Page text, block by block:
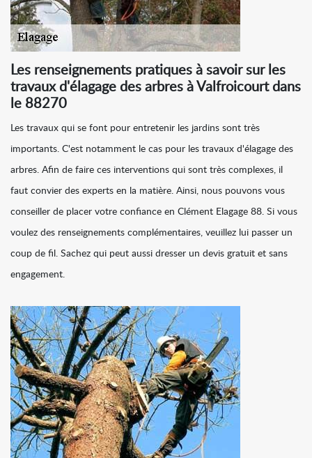
Les renseignements pratiques à savoir sur les
travaux d'élagage des arbres à Valfroicourt dans
le 88270
Les travaux qui se font pour entretenir les jardins sont très
importants. C'est notamment le cas pour les travaux d'élagage des
arbres. Afin de faire ces interventions qui sont très complexes, il
faut convier des experts en la matière. Ainsi, nous pouvons vous
conseiller de placer votre confiance en Clément Elagage 88. Si vous
voulez des renseignements complémentaires, veuillez lui passer un
coup de fil. Sachez qui peut aussi dresser un devis gratuit et sans
engagement.